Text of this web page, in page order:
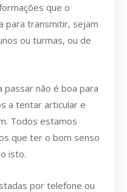
que o
para transmitir, sejam
ou turmas, ou de
passar não é boa para
a tentar articular e
Todos estamos
que ter o bom senso
isto.
por telefone ou